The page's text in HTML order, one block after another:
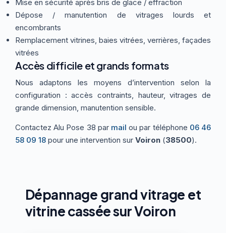
Mise en sécurité après bris de glace / effraction
Dépose / manutention de vitrages lourds et
encombrants
Remplacement vitrines, baies vitrées, verrières, façades
vitrées
Accès difficile et grands formats
Nous adaptons les moyens d’intervention selon la
configuration : accès contraints, hauteur, vitrages de
grande dimension, manutention sensible.
Contactez Alu Pose 38 par mail ou par téléphone 06 46
58 09 18 pour une intervention sur Voiron (38500).
Dépannage grand vitrage et
vitrine cassée sur Voiron